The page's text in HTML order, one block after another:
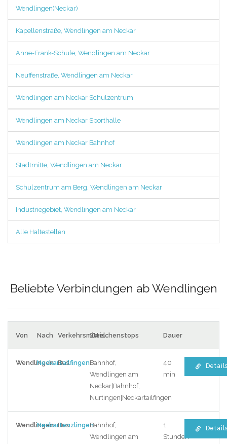
Wendlingen(Neckar)
Kapellenstraße, Wendlingen am Neckar
Anne-Frank-Schule, Wendlingen am Neckar
Neuffenstraße, Wendlingen am Neckar
Wendlingen am Neckar Schulzentrum
Wendlingen am Neckar Sporthalle
Wendlingen am Neckar Bahnhof
Stadtmitte, Wendlingen am Neckar
Schulzentrum am Berg, Wendlingen am Neckar
Industriegebiet, Wendlingen am Neckar
Alle Haltestellen
Beliebte Verbindungen ab Wendlingen
Von Nach VerkehrsmittelZwischenstops Dauer
WendlingenNeckartailfingen
Bus
Bahnhof,
Wendlingen am
Neckar|Bahnhof,
Nürtingen|Neckartailfingen
40
min
WendlingenNeckartenzlingen
Bus
Bahnhof,
Wendlingen am
1
Stunden